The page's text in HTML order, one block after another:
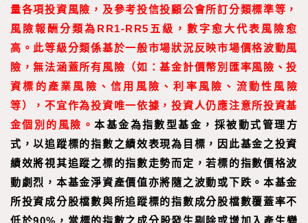
量各項投資風險，及參考投信投顧公會所訂分類標準等，
風險報酬分類為RR1-RR5五級，數字愈大代表風險愈
高。此等級分類係基於一般市場狀況反映市場價格波動風
險，無法涵蓋所有風險（如：基金計價幣別匯率風險、投
資標的產業風險、信用風險、利率風險、流動性風險
等），不宜作為投資唯一依據，投資人仍應注意所投資基
金個別的風險。本基金為指數型基金，採被動式管理方
式，以追蹤標的指數之績效表現為目標，因此基金之投資
績效將視其追蹤之標的指數走勢而定，若標的指數價格波
動劇烈，本基金淨資產價值亦將隨之波動或下跌。本基金
所投資成分股檔數與所追蹤標的指數成分股檔數覆蓋率不
低於90%，當標的指數之成分股發生剔除或增加入產生變